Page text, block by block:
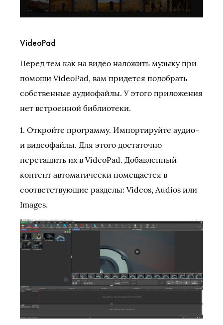
VideoPad
Перед тем как на видео наложить музыку при
помощи VideoPad, вам придется подобрать
собственные аудиофайлы. У этого приложения
нет встроенной библиотеки.
1. Откройте программу. Импортируйте аудио-
и видеофайлы. Для этого достаточно
перетащить их в VideoPad. Добавленный
контент автоматически помещается в
соответствующие разделы: Videos, Audios или
Images.